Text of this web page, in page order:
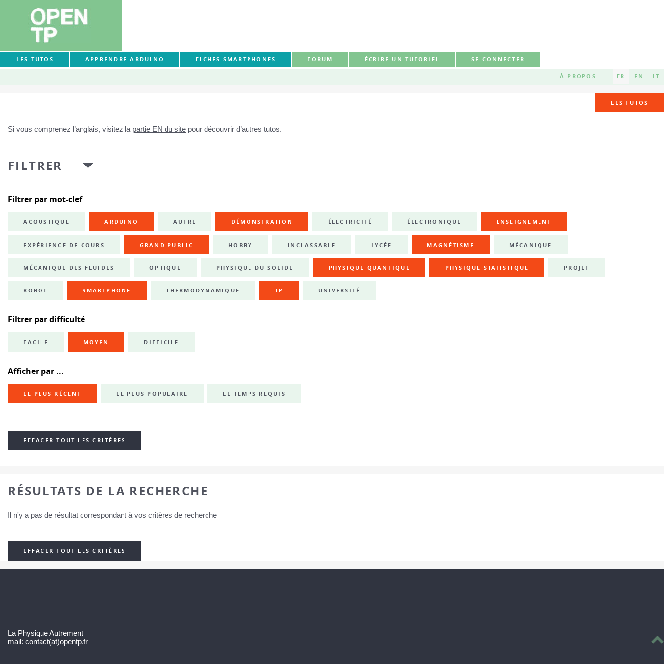
LES TUTOS APPRENDRE ARDUINO FICHES SMARTPHONES FORUM ÉCRIRE UN TUTORIEL SE CONNECTER
À PROPOS FR EN IT
LES TUTOS
Si vous comprenez l’anglais, visitez la partie EN du site pour découvrir d’autres tutos.
FILTRER
Filtrer par mot-clef
ACOUSTIQUE ARDUINO AUTRE DÉMONSTRATION ÉLECTRICITÉ ÉLECTRONIQUE ENSEIGNEMENT
EXPÉRIENCE DE COURS GRAND PUBLIC HOBBY INCLASSABLE LYCÉE MAGNÉTISME MÉCANIQUE
MÉCANIQUE DES FLUIDES OPTIQUE PHYSIQUE DU SOLIDE PHYSIQUE QUANTIQUE PHYSIQUE STATISTIQUE PROJET
ROBOT SMARTPHONE THERMODYNAMIQUE TP UNIVERSITÉ
Filtrer par difficulté
FACILE MOYEN DIFFICILE
Afficher par ...
LE PLUS RÉCENT LE PLUS POPULAIRE LE TEMPS REQUIS
EFFACER TOUT LES CRITÈRES
RÉSULTATS DE LA RECHERCHE
Il n'y a pas de résultat correspondant à vos critères de recherche
EFFACER TOUT LES CRITÈRES
La Physique Autrement
mail: contact(at)opentp.fr